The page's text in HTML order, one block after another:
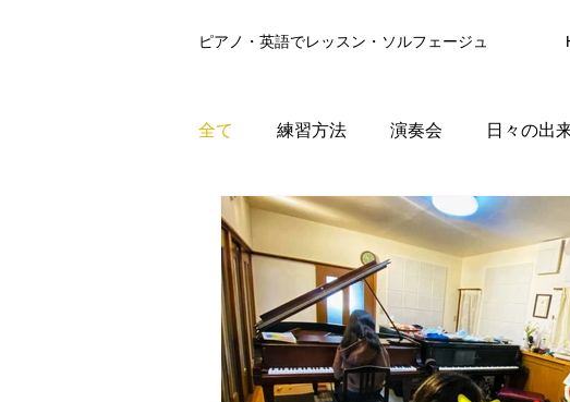
​ピアノ・英語でレッスン・ソルフェージュ
全て 練習方法 演奏会 日々の出